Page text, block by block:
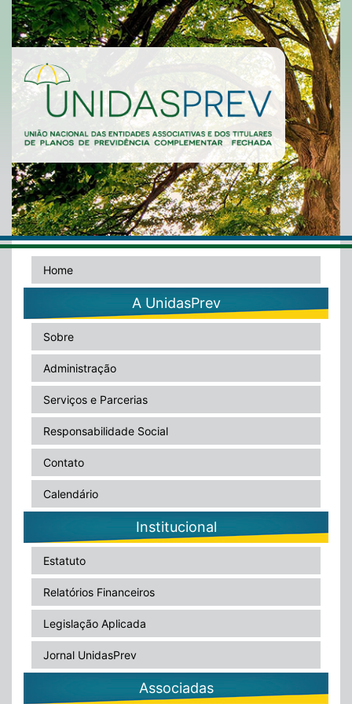
Home
A UnidasPrev
Sobre
Administração
Serviços e Parcerias
Responsabilidade Social
Contato
Calendário
Institucional
Estatuto
Relatórios Financeiros
Legislação Aplicada
Jornal UnidasPrev
Associadas